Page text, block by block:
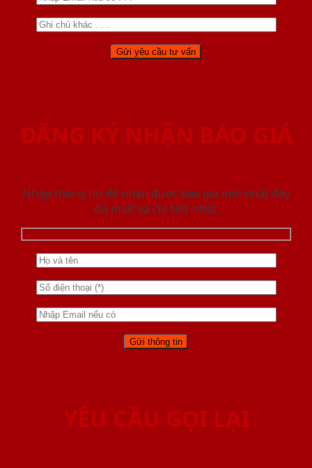
ĐĂNG KÝ NHẬN BÁO GIÁ
Nhập thông tin để nhận được báo giá mới nhât đầy
đủ nhất và chi tiết nhất.
YÊU CẦU GỌI LẠI